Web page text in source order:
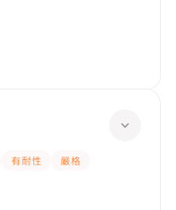
有耐性
嚴格